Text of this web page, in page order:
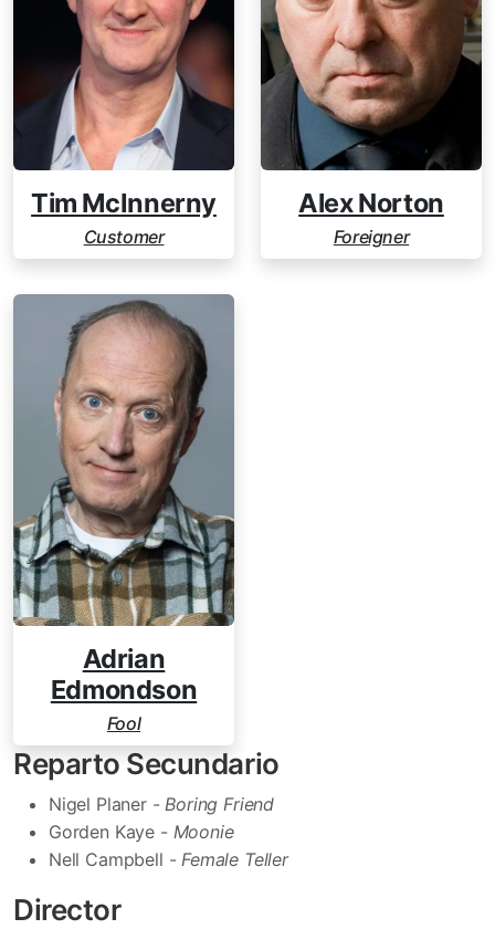
Tim McInnerny
Customer
Alex Norton
Foreigner
Adrian
Edmondson
Fool
Reparto Secundario
Nigel Planer -Boring Friend
Gorden Kaye - Moonie
Nell Campbell -Female Teller
Director